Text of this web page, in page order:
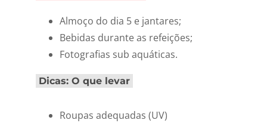
Almoço do dia 5 e jantares;
Bebidas durante as refeições;
Fotografias sub aquáticas.
Dicas: O que levar
Roupas adequadas (UV)